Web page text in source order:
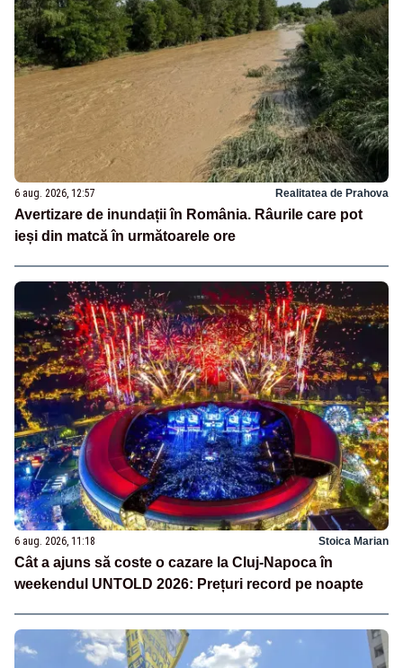
6 aug. 2026, 12:57 Realitatea de Prahova
Avertizare de inundații în România. Râurile care pot
ieși din matcă în următoarele ore
6 aug. 2026, 11:18 Stoica Marian
Cât a ajuns să coste o cazare la Cluj-Napoca în
weekendul UNTOLD 2026: Prețuri record pe noapte